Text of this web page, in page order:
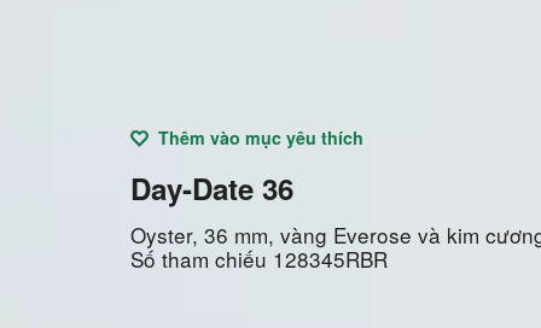
Thêm vào mục yêu thích
Day-Date 36
Oyster, 36 mm, vàng Everose và kim
Số tham chiếu 128345RBR